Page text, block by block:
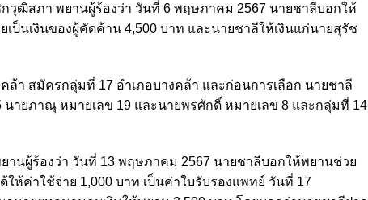
วุฒิสภา พยานผู้ร้องว่า วันที่ 6 พฤษภาคม 2567 นายชาลีบอกให้
นเงินของผู้คัดค้าน 4,500 บาท และนายชาลีให้เงินแก่นายสุรัช
า สมัครกลุ่มที่ 17 อำเภอบางคล้า และก่อนการเลือก นายชาลี
ายภาณุ หมายเลข 19 และนายพรศักดิ์ หมายเลข 8 และกลุ่มที่ 14
นผู้ร้องว่า วันที่ 13 พฤษภาคม 2567 นายชาลีบอกให้พยานช่วย
ห้ค่าใช้จ่าย 1,000 บาท เป็นค่าใบรับรองแพทย์ วันที่ 17